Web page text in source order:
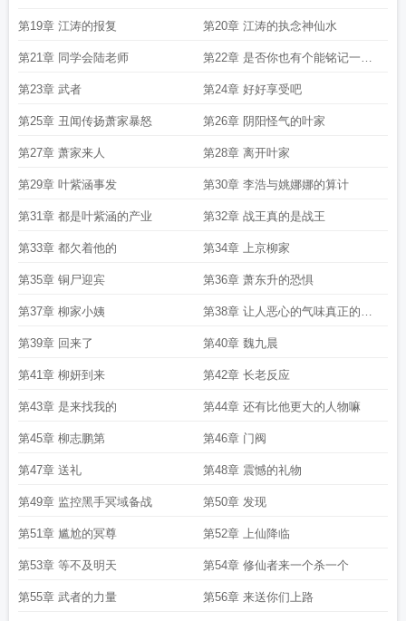
第19章 江涛的报复 第20章 江涛的执念神仙水
第21章 同学会陆老师 第22章 是否你也有个能铭记一生
的老师
第23章 武者 第24章 好好享受吧
第25章 丑闻传扬萧家暴怒 第26章 阴阳怪气的叶家
第27章 萧家来人 第28章 离开叶家
第29章 叶紫涵事发 第30章 李浩与姚娜娜的算计
第31章 都是叶紫涵的产业 第32章 战王真的是战王
第33章 都欠着他的 第34章 上京柳家
第35章 铜尸迎宾 第36章 萧东升的恐惧
第37章 柳家小姨 第38章 让人恶心的气味真正的冥
域
第39章 回来了 第40章 魏九晨
第41章 柳妍到来 第42章 长老反应
第43章 是来找我的 第44章 还有比他更大的人物嘛
第45章 柳志鹏第 第46章 门阀
第47章 送礼 第48章 震憾的礼物
第49章 监控黑手冥域备战 第50章 发现
第51章 尴尬的冥尊 第52章 上仙降临
第53章 等不及明天 第54章 修仙者来一个杀一个
第55章 武者的力量 第56章 来送你们上路